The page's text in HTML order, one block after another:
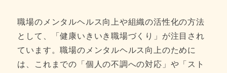
職場のメンタルヘルス向上や組織の活性化の方法
として、「健康いきいき職場づくり」が注目され
ています。職場のメンタルヘルス向上のために
は、これまでの「個人の不調への対応」や「スト